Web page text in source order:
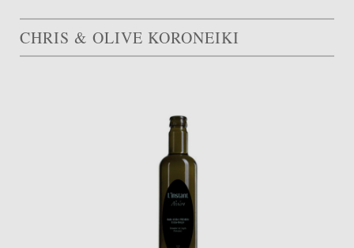
CHRIS & OLIVE KORONEIKI